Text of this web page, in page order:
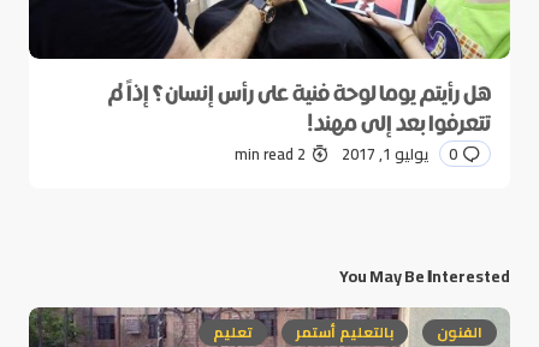
هل رأيتم يوما لوحة فنية على رأس إنسان؟ إذاً لم
تتعرفوا بعد إلى مهند!
0 يوليو 1, 2017 2 min read
You May Be Interested
الفنون بالتعليم أستمر تعليم